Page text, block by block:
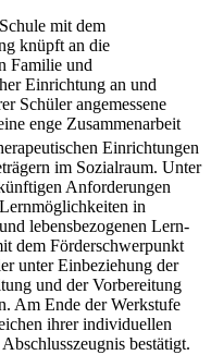
mit dem
knüpft an die
Familie und
Einrichtung an und
Schüler angemessene
enge Zusammenarbeit
Einrichtungen
im Sozialraum. Unter
Anforderungen
in
lebensbezogenen Lern-
dem Förderschwerpunkt
unter Einbeziehung der
und der Vorbereitung
Am Ende der Werkstufe
ihrer individuellen
bestätigt.